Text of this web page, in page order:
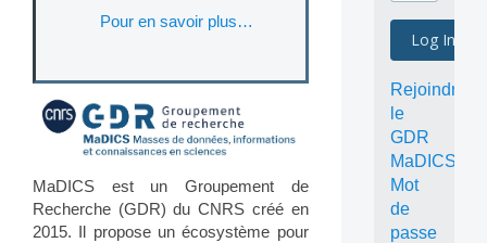
Pour en savoir plus…
MaDICS est un Groupement de
Recherche (GDR) du CNRS créé en
2015. Il propose un écosystème pour
Rejoindre
le
GDR
MaDICS
Mot
de
passe